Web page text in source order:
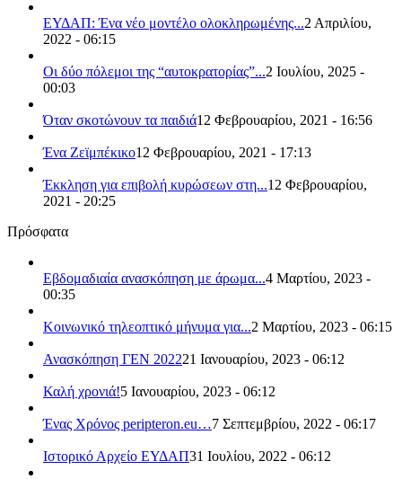
ΕΥΔΑΠ: Ένα νέο μοντέλο ολοκληρωμένης...2 Απριλίου,
2022 - 06:15
Οι δύο πόλεμοι της “αυτοκρατορίας”...2 Ιουλίου, 2025 -
00:03
Όταν σκοτώνουν τα παιδιά12 Φεβρουαρίου, 2021 - 16:56
Ένα Ζεϊμπέκικο12 Φεβρουαρίου, 2021 - 17:13
Έκκληση για επιβολή κυρώσεων στη...12 Φεβρουαρίου,
2021 - 20:25
Πρόσφατα
Εβδομαδιαία ανασκόπηση με άρωμα...4 Μαρτίου, 2023 -
00:35
Κοινωνικό τηλεοπτικό μήνυμα για...2 Μαρτίου, 2023 - 06:15
Ανασκόπηση ΓΕΝ 202221 Ιανουαρίου, 2023 - 06:12
Καλή χρονιά!5 Ιανουαρίου, 2023 - 06:12
Ένας Χρόνος peripteron.eu…7 Σεπτεμβρίου, 2022 - 06:17
Ιστορικό Αρχείο ΕΥΔΑΠ31 Ιουλίου, 2022 - 06:12